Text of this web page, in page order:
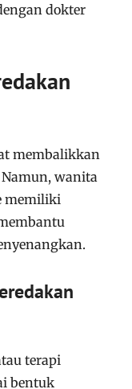
dokter
membalikkan
wanita
memiliki
terapi
bentuk